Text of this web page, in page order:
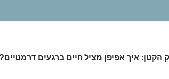
הקטן: איך אפיפן מציל חיים ברגעים דרמטיים?